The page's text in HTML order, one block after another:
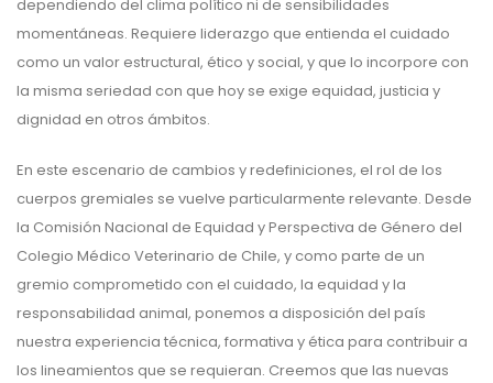
dependiendo del clima político ni de sensibilidades
momentáneas. Requiere liderazgo que entienda el cuidado
como un valor estructural, ético y social, y que lo incorpore con
la misma seriedad con que hoy se exige equidad, justicia y
dignidad en otros ámbitos.
En este escenario de cambios y redefiniciones, el rol de los
cuerpos gremiales se vuelve particularmente relevante. Desde
la Comisión Nacional de Equidad y Perspectiva de Género del
Colegio Médico Veterinario de Chile, y como parte de un
gremio comprometido con el cuidado, la equidad y la
responsabilidad animal, ponemos a disposición del país
nuestra experiencia técnica, formativa y ética para contribuir a
los lineamientos que se requieran. Creemos que las nuevas